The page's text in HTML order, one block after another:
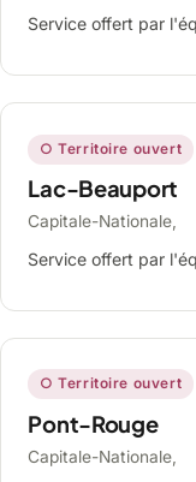
Service offert par
○ Territoire ouvert
Lac-Beauport
Capitale-Nationale,
Service offert par
○ Territoire ouvert
Pont-Rouge
Capitale-Nationale,